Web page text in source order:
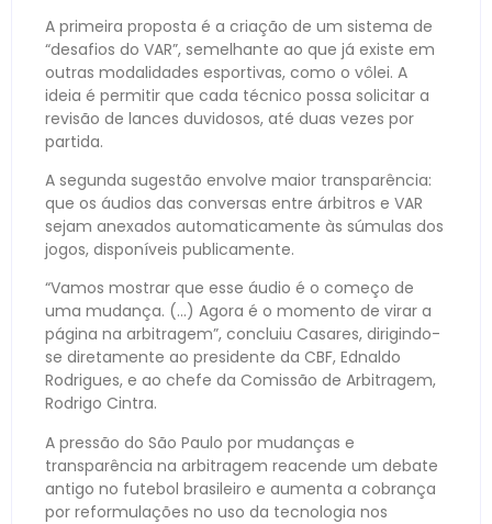
A primeira proposta é a criação de um sistema de
“desafios do VAR”, semelhante ao que já existe em
outras modalidades esportivas, como o vôlei. A
ideia é permitir que cada técnico possa solicitar a
revisão de lances duvidosos, até duas vezes por
partida.
A segunda sugestão envolve maior transparência:
que os áudios das conversas entre árbitros e VAR
sejam anexados automaticamente às súmulas dos
jogos, disponíveis publicamente.
“Vamos mostrar que esse áudio é o começo de
uma mudança. (…) Agora é o momento de virar a
página na arbitragem”, concluiu Casares, dirigindo-
se diretamente ao presidente da CBF, Ednaldo
Rodrigues, e ao chefe da Comissão de Arbitragem,
Rodrigo Cintra.
A pressão do São Paulo por mudanças e
transparência na arbitragem reacende um debate
antigo no futebol brasileiro e aumenta a cobrança
por reformulações no uso da tecnologia nos